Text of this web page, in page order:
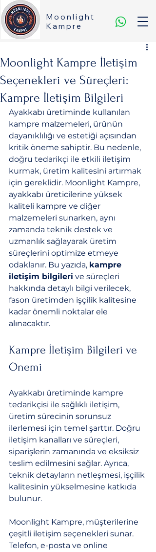
Moonlight
Kampre
Moonlight Kampre İletişim
Seçenekleri ve Süreçleri:
Kampre İletişim Bilgileri
Ayakkabı üretiminde kullanılan
kampre malzemeleri, ürünün
dayanıklılığı ve estetiği açısından
kritik öneme sahiptir. Bu nedenle,
doğru tedarikçi ile etkili iletişim
kurmak, üretim kalitesini artırmak
için gereklidir. Moonlight Kampre,
ayakkabı üreticilerine yüksek
kaliteli kampre ve diğer
malzemeleri sunarken, aynı
zamanda teknik destek ve
uzmanlık sağlayarak üretim
süreçlerini optimize etmeye
odaklanır. Bu yazıda, kampre
iletişim bilgileri ve süreçleri
hakkında detaylı bilgi verilecek,
fason üretimden işçilik kalitesine
kadar önemli noktalar ele
alınacaktır.
Kampre İletişim Bilgileri ve
Önemi
Ayakkabı üretiminde kampre
tedarikçisi ile sağlıklı iletişim,
üretim sürecinin sorunsuz
ilerlemesi için temel şarttır. Doğru
iletişim kanalları ve süreçleri,
siparişlerin zamanında ve eksiksiz
teslim edilmesini sağlar. Ayrıca,
teknik detayların netleşmesi, işçilik
kalitesinin yükselmesine katkıda
bulunur.
Moonlight Kampre, müşterilerine
çeşitli iletişim seçenekleri sunar.
Telefon, e-posta ve online